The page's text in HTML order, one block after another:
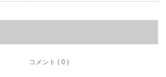
コメント ( 0 )